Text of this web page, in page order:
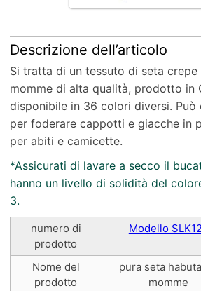
Descrizione dell’articolo
Si tratta di un tessuto di seta
momme di alta qualità, prodotto in
disponibile in 36 colori diversi. Può
per foderare cappotti e giacche in
per abiti e camicette.
*Assicurati di lavare a secco il
hanno un livello di solidità del
3.
numero di
prodotto
Modello
Nome del
prodotto
pura seta
momme